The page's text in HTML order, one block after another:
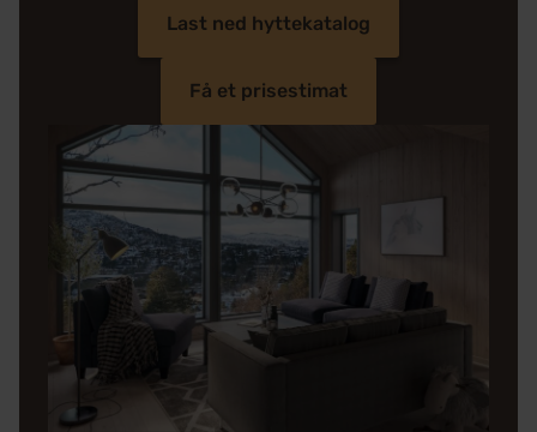
Last ned hyttekatalog
Få et prisestimat